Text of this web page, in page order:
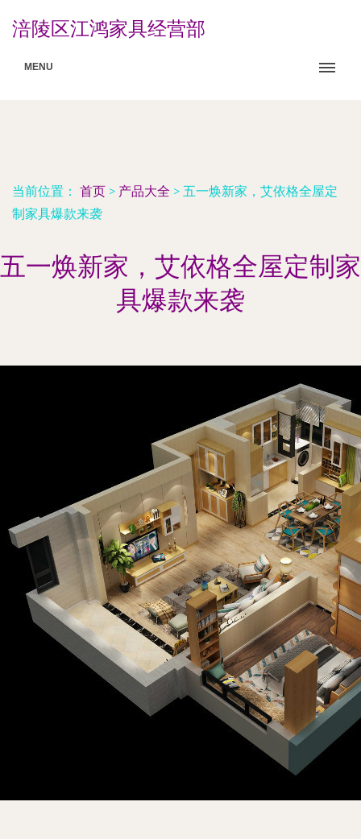
涪陵区江鸿家具经营部
MENU
当前位置： 首页 > 产品大全 > 五一焕新家，艾依格全屋定
制家具爆款来袭
五一焕新家，艾依格全屋定制家
具爆款来袭